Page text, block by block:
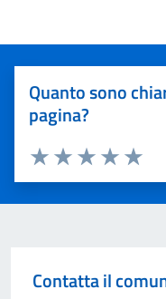
Quanto sono
pagina?
Valuta
Valuta 4
Valuta 3
Valuta 2 stelle su
Valuta 1 stelle su 5
Contatta il